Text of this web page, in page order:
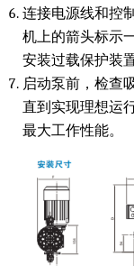
连接电源线和控
机上的箭头标示
安装过载保护装置
启动泵前，检查
直到实现理想运
最大工作性能。